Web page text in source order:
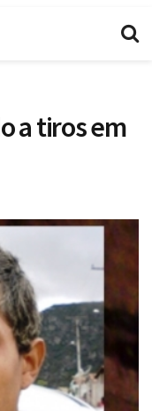
a tiros em